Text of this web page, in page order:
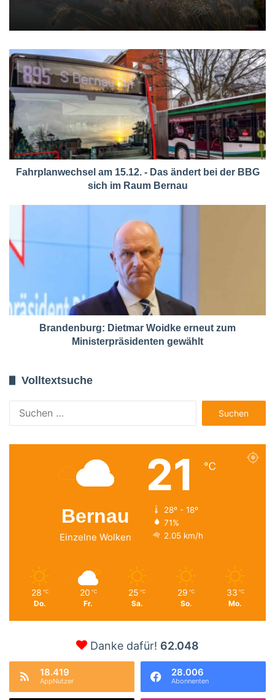
Fahrplanwechsel am 15.12. - Das ändert bei der BBG
sich im Raum Bernau
Brandenburg: Dietmar Woidke erneut zum
Ministerpräsidenten gewählt
Volltextsuche
nach:
Bernau
Einzelne Wolken
21 ℃
28º - 18º
71%
2.05 km/h
28 ℃
Do.
20 ℃
Fr.
25 ℃
Sa.
29 ℃
So.
33 ℃
Mo.
Danke dafür! 62.048
18.419
AppNutzer
28.006
Abonnenten